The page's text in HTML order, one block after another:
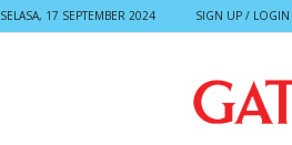
SELASA, 17 SEPTEMBER 2024 SIGN UP / LOGIN